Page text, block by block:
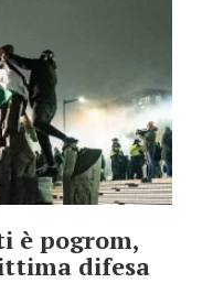
è pogrom,
difesa